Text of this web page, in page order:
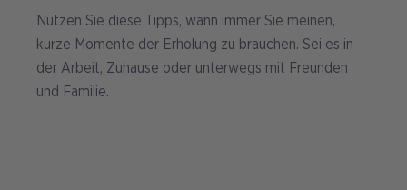
Nutzen Sie diese Tipps, wann immer Sie meinen,
kurze Momente der Erholung zu brauchen. Sei es in
der Arbeit, Zuhause oder unterwegs mit Freunden
und Familie.